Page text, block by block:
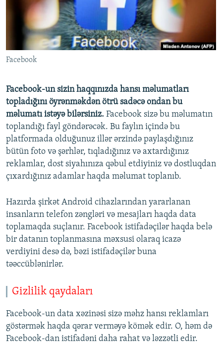
İNFOQRAFIKA
KARIKATURA
AZƏRBAYCAN ƏDƏBIYYATI KITABXANASI
İSLAM VƏ DEMOKRATIYA
İZ - MƏDƏNIYYƏT PROQRAMI
MISSIYAMIZ
PEŞƏ ETIKASI VƏ JURNALISTIKA STANDARTLARIMIZ
MATERIALLARIMIZDAN ISTIFADƏ
AZADLIQRADIOSU MOBIL TELEFONUNUZDA
XƏBƏR BÜLLETENLƏRIMIZ
RFE/RL-in bütün saytları
Facebook
Facebook-un sizin haqqınızda hansı məlumatları
topladığını öyrənməkdən ötrü sadəcə ondan bu
məlumatı istəyə bilərsiniz. Facebook sizə bu məlumatın
toplandığı fayl göndərəcək. Bu faylın içində bu
platformada olduğunuz illər ərzində paylaşdığınız
bütün foto və şərhlər, tıqladığınız və axtardığınız
reklamlar, dost siyahınıza qəbul etdiyiniz və dostluqdan
çıxardığınız adamlar haqda məlumat toplanıb.
Hazırda şirkət Android cihazlarından yararlanan
insanların telefon zəngləri və mesajları haqda data
toplamaqda suçlanır. Facebook istifadəçilər haqda belə
bir datanın toplanmasına məxsusi olaraq icazə
verdiyini desə də, bəzi istifadəçilər buna
təəccüblənirlər.
Gizlilik qaydaları
Facebook-un data xəzinəsi sizə məhz hansı reklamları
göstərmək haqda qərar verməyə kömək edir. O, həm də
Facebook-dan istifadəni daha rahat və ləzzətli edir.